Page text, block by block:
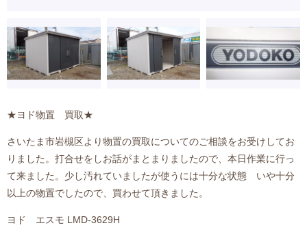
★ヨド物置 買取★
さいたま市岩槻区より物置の買取についてのご相談をお受けしてお
りました。打合せをしお話がまとまりましたので、本日作業に行っ
て来ました。少し汚れていましたが使うには十分な状態 いや十分
以上の物置でしたので、買わせて頂きました。
ヨド エスモ LMD-3629H